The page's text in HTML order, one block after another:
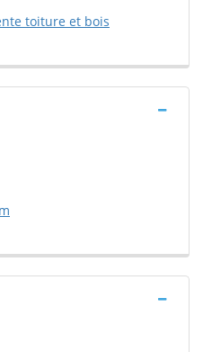
toiture et bois